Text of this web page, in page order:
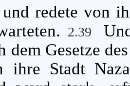
redete von
2.39
dem Gesetze
ihre Stadt